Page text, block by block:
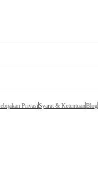
PrivasiSyarat & KetentuanBlog